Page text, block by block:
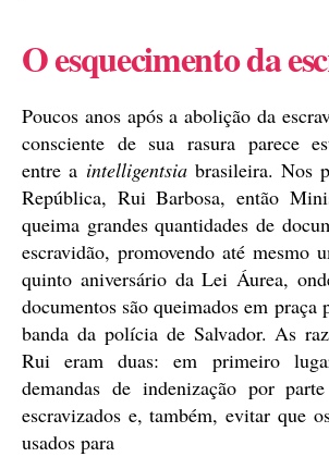
O esquecimento da
Poucos anos após a abolição da
consciente de sua rasura parece
entre a intelligentsiabrasileira. Nos
República, Rui Barbosa, então
queima grandes quantidades de
escravidão, promovendo até mesmo
quinto aniversário da Lei Áurea,
documentos são queimados em praça
banda da polícia de Salvador. As
Rui eram duas: em primeiro
demandas de indenização por
escravizados e, também, evitar que
usados para